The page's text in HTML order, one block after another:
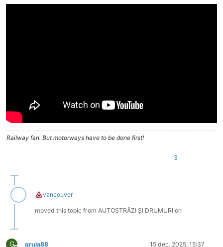
Railway fan. But motorways have to be done first!
3
vancouver
moved this topic from AUTOSTRĂZI ȘI DRUMURI on
G gruia88 15 dec. 2025, 15:37